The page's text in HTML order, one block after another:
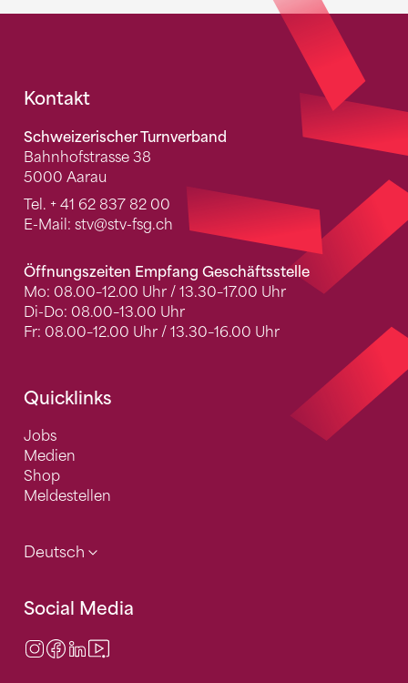
Fusszeile
Kontakt
Schweizerischer Turnverband
Bahnhofstrasse 38
5000 Aarau
Tel. + 41 62 837 82 00
E-Mail: stv@stv-fsg.ch
Öffnungszeiten Empfang Geschäftsstelle
Mo: 08.00–12.00 Uhr / 13.30–17.00 Uhr
Di-Do: 08.00–13.00 Uhr
Fr: 08.00–12.00 Uhr / 13.30–16.00 Uhr
Quicklinks
Jobs
Medien
Shop
Meldestellen
Deutsch
Social Media
Instagram
Facebook
LinkedIn